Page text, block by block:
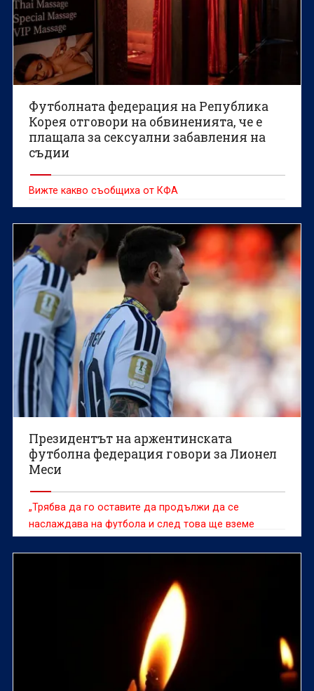
Футболната федерация на Република
Корея отговори на обвиненията, че е
плащала за сексуални забавления на
съдии
Вижте какво съобщиха от КФА
Президентът на аржентинската
футболна федерация говори за Лионел
Меси
„Трябва да го оставите да продължи да се
наслаждава на футбола и след това ще вземе
решението, което смята за правилно“